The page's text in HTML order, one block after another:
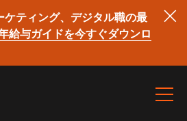
ケティング、デジタル職の最
給与ガイドを今すぐダウンロ